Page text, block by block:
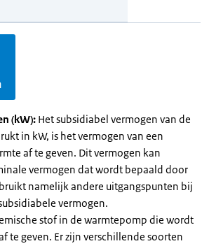
(kW): Het subsidiabel vermogen van de
in kW, is het vermogen van een
af te geven. Dit vermogen kan
vermogen dat wordt bepaald door
namelijk andere uitgangspunten bij
vermogen.
stof in de warmtepomp die wordt
te geven. Er zijn verschillende soorten